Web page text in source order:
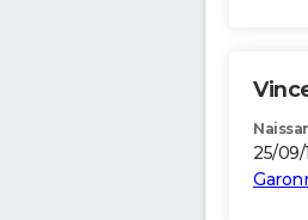
25/09/